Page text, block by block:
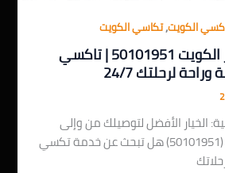
الكويت,تكاسي الكويت
رقم تكسي مطار الكويت 50101951 | تاكسي
لرحلتك 24/7
الخيار الأفضل لتوصيلك من وإلى
مطار الكويت الدولي (50101951) هل تبحث عن خدمة تكسي